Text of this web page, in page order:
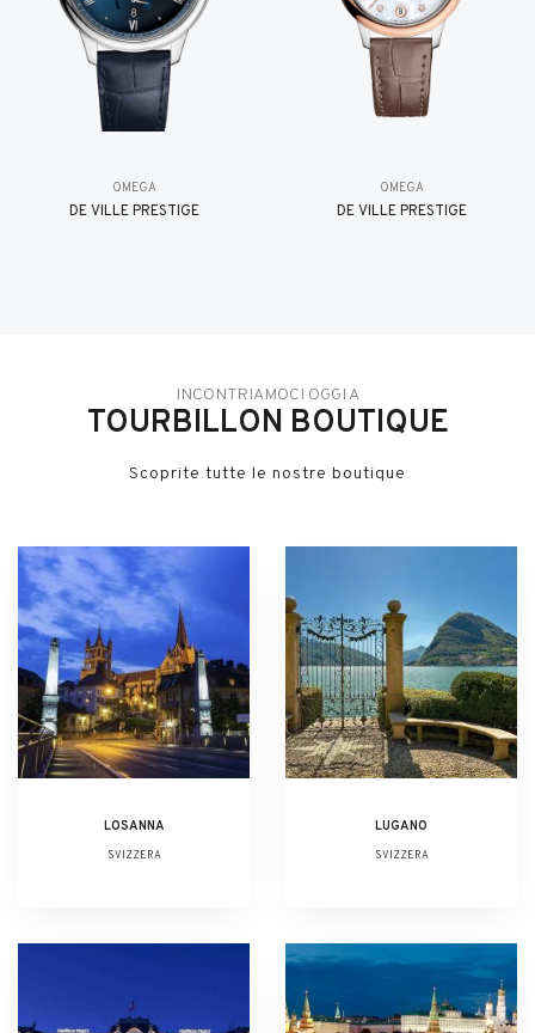
OMEGA
DE VILLE PRESTIGE
OMEGA
DE VILLE PRESTIGE
INCONTRIAMOCI OGGI A
TOURBILLON BOUTIQUE
Scoprite tutte le nostre boutique
LOSANNA
SVIZZERA
LUGANO
SVIZZERA